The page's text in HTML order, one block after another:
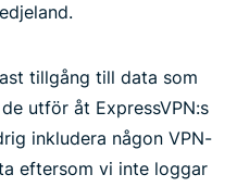
tillgång till data som
utför åt ExpressVPN:s
inkludera någon VPN-
eftersom vi inte loggar